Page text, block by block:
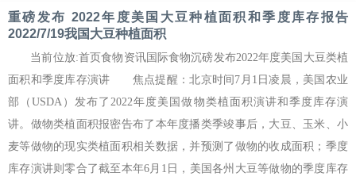
重磅发布 2022年度美国大豆种植面积和季度库存报告
2022/7/19我国大豆种植面积
当前位放:首页食物资讯国际食物沉磅发布2022年度美国大豆类植
面积和季度库存演讲 焦点提醒：北京时间7月1日凌晨，美国农业
部（USDA）发布了2022年度美国做物类植面积演讲和季度库存演
讲。做物类植面积报密告布了本年度播类季竣事后，大豆、玉米、小
麦等做物的现实类植面积相关数据，并预测了做物的收成面积；季度
库存演讲则零合了截至本年6月1日，美国各州大豆等做物的季度库存